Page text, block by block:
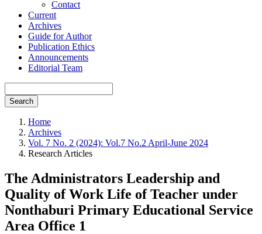
Contact
Current
Archives
Guide for Author
Publication Ethics
Announcements
Editorial Team
Search
Home
Archives
Vol. 7 No. 2 (2024): Vol.7 No.2 April-June 2024
Research Articles
The Administrators Leadership and
Quality of Work Life of Teacher under
Nonthaburi Primary Educational Service
Area Office 1